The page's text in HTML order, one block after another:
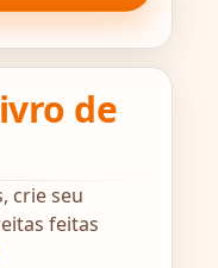
de
crie seu
feitas